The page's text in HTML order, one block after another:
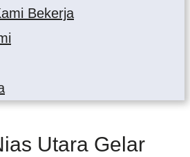
Bekerja
Utara Gelar